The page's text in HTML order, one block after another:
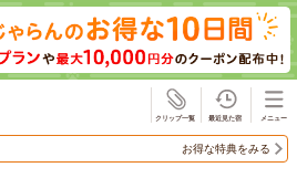
お得な特典をみる